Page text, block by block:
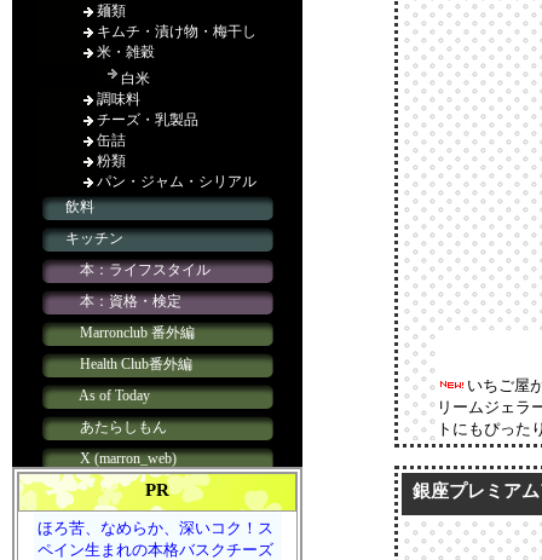
PR
ほろ苦、なめらか、深いコク！ス
ペイン生まれの本格バスクチーズ
いちご屋
リームジェラ
トにもぴった
銀座プレミア